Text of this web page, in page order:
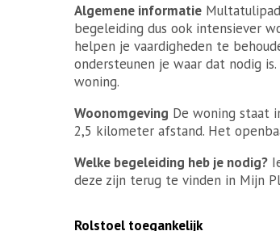
Algemene informatie
begeleiding dus ook intensiever
helpen je vaardigheden te
ondersteunen je waar dat nodig
woning.
Woonomgeving De woning staat
2,5 kilometer afstand. Het
Welke begeleiding heb je nodig?
deze zijn terug te vinden in Mijn
Rolstoel toegankelijk